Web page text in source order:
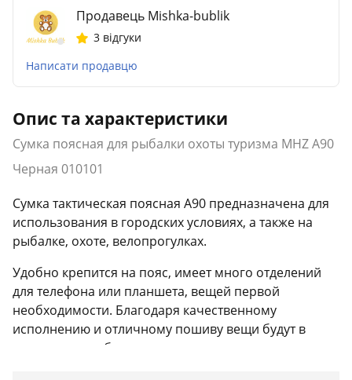
Продавець Mishka-bublik
3 відгуки
Написати продавцю
Опис та характеристики
Сумка поясная для рыбалки охоты туризма MHZ A90
Черная 010101
Сумка тактическая поясная A90 предназначена для
использования в городских условиях, а также на
рыбалке, охоте, велопрогулках.
Удобно крепится на пояс, имеет много отделений
для телефона или планшета, вещей первой
необходимости. Благодаря качественному
исполнению и отличному пошиву вещи будут в
целостности и безопасности.